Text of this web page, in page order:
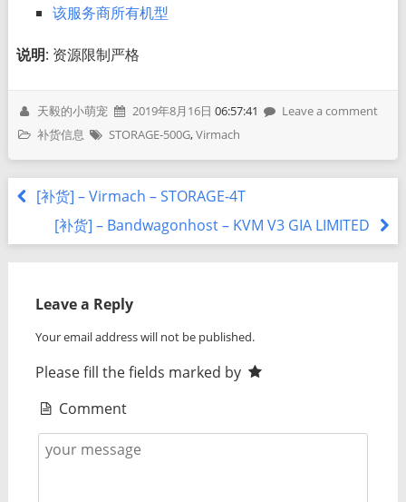
该服务商所有机型
说明: 资源限制严格
天毅的小萌宠 2019年8月16日 06:57:41
Leave a comment
补货信息
STORAGE-500G,Virmach
[补货] – Virmach – STORAGE-4T
[补货] – Bandwagonhost – KVM V3 GIA LIMITED
Leave a Reply
Your email address will not be published.
Please fill the fields marked by
Comment